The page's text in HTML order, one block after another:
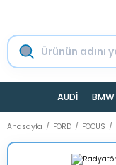
AUDİ BMW
Anasayfa FORD FOCUS